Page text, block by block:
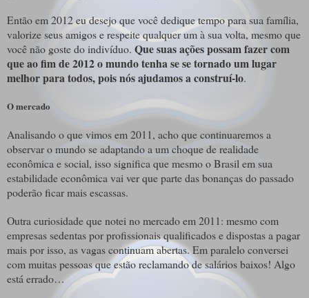
Então em 2012 eu desejo que você dedique tempo para sua família,
valorize seus amigos e respeite qualquer um à sua volta, mesmo que
você não goste do indivíduo. Que suas ações possam fazer com
que ao fim de 2012 o mundo tenha se se tornado um lugar
melhor para todos, pois nós ajudamos a construí-lo.
O mercado
Analisando o que vimos em 2011, acho que continuaremos a
observar o mundo se adaptando a um choque de realidade
econômica e social, isso significa que mesmo o Brasil em sua
estabilidade econômica vai ver que parte das bonanças do passado
poderão ficar mais escassas.
Outra curiosidade que notei no mercado em 2011: mesmo com
empresas sedentas por profissionais qualificados e dispostas a pagar
mais por isso, as vagas continuam abertas. Em paralelo conversei
com muitas pessoas que estão reclamando de salários baixos! Algo
está errado…